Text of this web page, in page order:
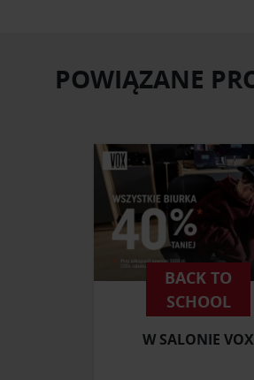
POWIĄZANE
BACK TO
SCHOOL
W SALONIE VOX